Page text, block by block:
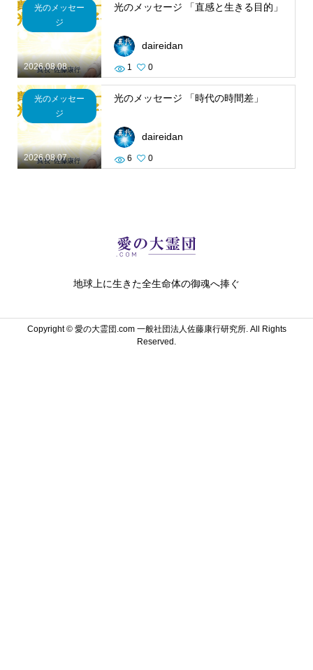
2026.08.08
光のメッセー
ジ
光のメッセージ 「直感と生きる目的」
daireidan
1 0
2026.08.07
光のメッセー
ジ
光のメッセージ 「時代の時間差」
daireidan
6 0
地球上に生きた全生命体の御魂へ捧ぐ
Copyright ©愛の大霊団.com 一般社団法人佐藤康行研究所. All Rights
Reserved.